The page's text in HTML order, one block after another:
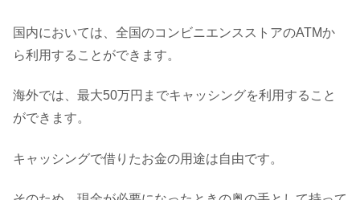
国内においては、全国のコンビニエンスストアのATMか
ら利用することができます。
海外では、最大50万円までキャッシングを利用すること
ができます。
キャッシングで借りたお金の用途は自由です。